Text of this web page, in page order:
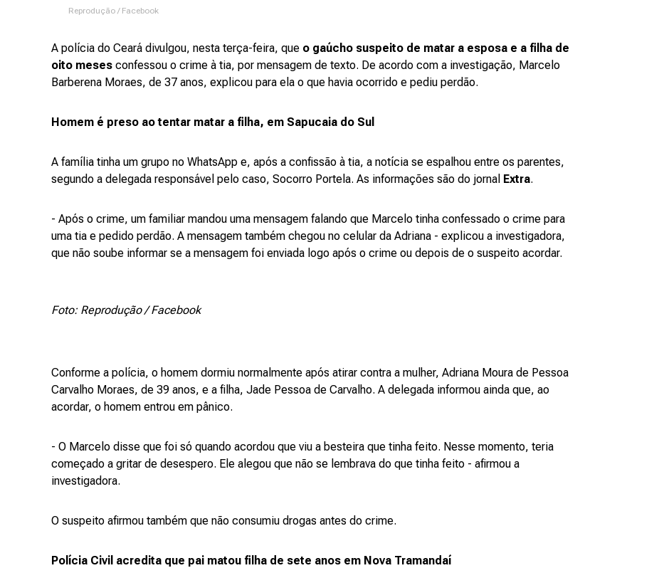
Reprodução / Facebook
A polícia do Ceará divulgou, nesta terça-feira, que o gaúcho suspeito de matar a esposa e a filha de
oito meses confessou o crime à tia, por mensagem de texto. De acordo com a investigação, Marcelo
Barberena Moraes, de 37 anos, explicou para ela o que havia ocorrido e pediu perdão.
Homem é preso ao tentar matar a filha, em Sapucaia do Sul
A família tinha um grupo no WhatsApp e, após a confissão à tia, a notícia se espalhou entre os parentes,
segundo a delegada responsável pelo caso, Socorro Portela. As informações são do jornal Extra.
- Após o crime, um familiar mandou uma mensagem falando que Marcelo tinha confessado o crime para
uma tia e pedido perdão. A mensagem também chegou no celular da Adriana - explicou a investigadora,
que não soube informar se a mensagem foi enviada logo após o crime ou depois de o suspeito acordar.
Foto: Reprodução / Facebook
Conforme a polícia, o homem dormiu normalmente após atirar contra a mulher, Adriana Moura de Pessoa
Carvalho Moraes, de 39 anos, e a filha, Jade Pessoa de Carvalho. A delegada informou ainda que, ao
acordar, o homem entrou em pânico.
- O Marcelo disse que foi só quando acordou que viu a besteira que tinha feito. Nesse momento, teria
começado a gritar de desespero. Ele alegou que não se lembrava do que tinha feito - afirmou a
investigadora.
O suspeito afirmou também que não consumiu drogas antes do crime.
Polícia Civil acredita que pai matou filha de sete anos em Nova Tramandaí